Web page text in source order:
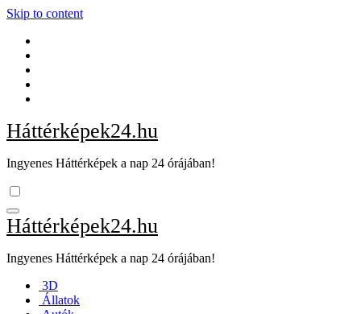
Skip to content
Háttérképek24.hu
Ingyenes Háttérképek a nap 24 órájában!
Háttérképek24.hu
Ingyenes Háttérképek a nap 24 órájában!
3D
Állatok